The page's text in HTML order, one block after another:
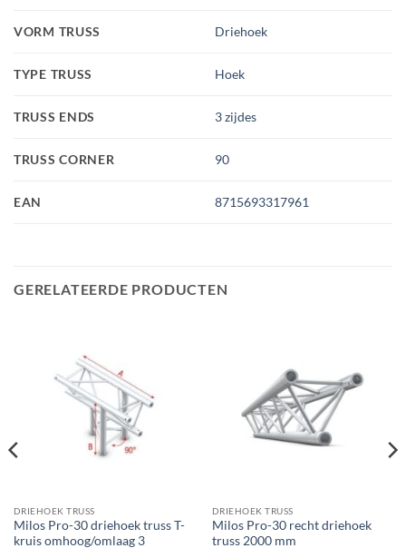
VORM TRUSS Driehoek
TYPE TRUSS Hoek
TRUSS ENDS 3 zijdes
TRUSS CORNER 90
EAN 8715693317961
GERELATEERDE PRODUCTEN
DRIEHOEK TRUSS
Milos Pro-30 driehoek truss T-
kruis omhoog/omlaag 3
DRIEHOEK TRUSS
Milos Pro-30 recht driehoek
truss 2000 mm